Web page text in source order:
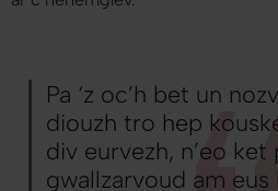
Pa ‘z oc’h bet un
diouzh tro hep
div eurvezh, n’eo ket
gwallzarvoud am